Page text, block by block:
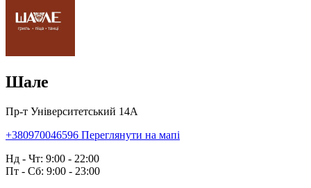
Шале
Пр-т Університетський 14А
+380970046596 Переглянути на мапі
Нд - Чт: 9:00 - 22:00
Пт - Сб: 9:00 - 23:00